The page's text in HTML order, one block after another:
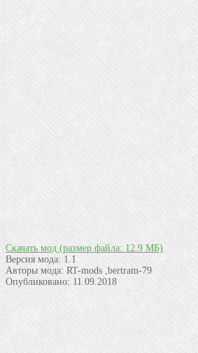
Скачать мод (размер файла: 12.9 МБ)
Версия мода: 1.1
Авторы мода: RT-mods ,bertram-79
Опубликовано: 11.09.2018